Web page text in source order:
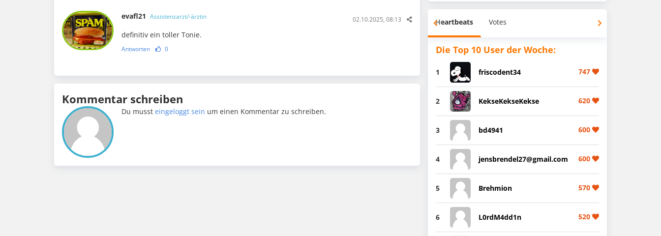
evafl21 Assistenzarzt/-ärztin 02.10.2025, 08:13
definitiv ein toller Tonie.
Antworten 0
Kommentar schreiben
Du mussteingeloggt sein um einen Kommentar zu schreiben.
Heartbeats Votes
Die Top 10 User der Woche:
1 friscodent34 747
2 KekseKekseKekse 620
3 bd4941 600
4 jensbrendel27@gmail.com 600
5 Brehmion 570
6 L0rdM4dd1n 520